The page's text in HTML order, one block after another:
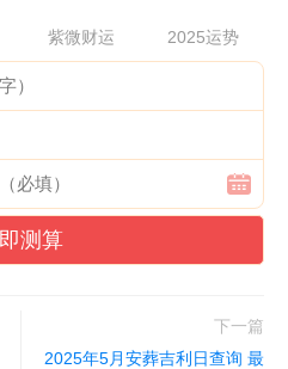
紫微财运 2025运势
测算
下一篇
2025年5月安葬吉利日查询 最